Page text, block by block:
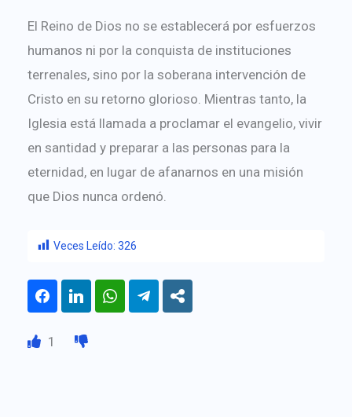
El Reino de Dios no se establecerá por esfuerzos
humanos ni por la conquista de instituciones
terrenales, sino por la soberana intervención de
Cristo en su retorno glorioso. Mientras tanto, la
Iglesia está llamada a proclamar el evangelio, vivir
en santidad y preparar a las personas para la
eternidad, en lugar de afanarnos en una misión
que Dios nunca ordenó.
Veces Leído: 326
1